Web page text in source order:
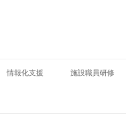
情報化支援 施設職員研修